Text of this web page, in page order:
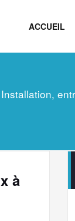
ACCUEIL
Installation,
à